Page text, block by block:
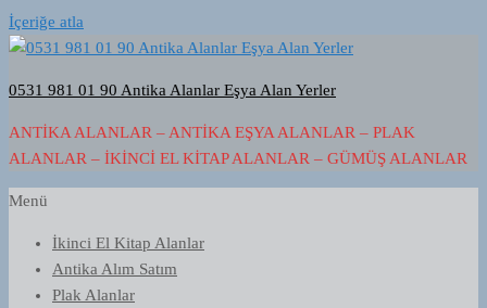
İçeriğe atla
0531 981 01 90 Antika Alanlar Eşya Alan Yerler
ANTIKA ALANLAR – ANTIKA EŞYA ALANLAR – PLAK
ALANLAR – İKINCI EL KITAP ALANLAR – GÜMÜŞ ALANLAR
Menü
İkinci El Kitap Alanlar
Antika Alım Satım
Plak Alanlar